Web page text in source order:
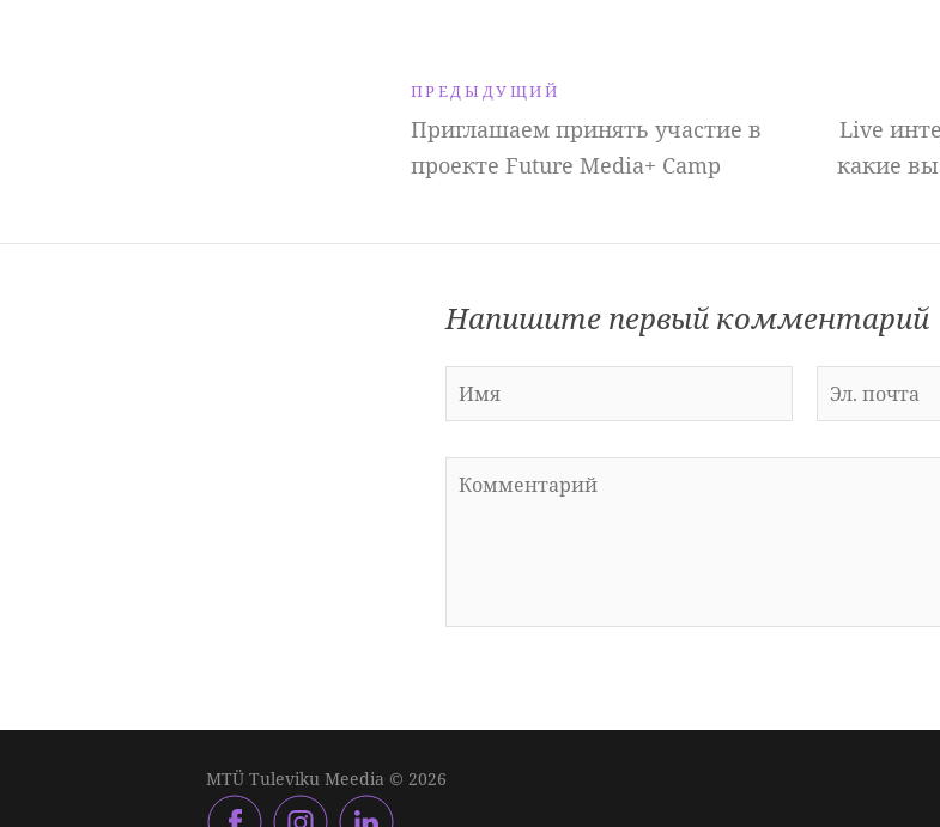
ПРЕДЫДУЩИЙ
Приглашаем принять участие в
проекте Future Media+ Camp
Live
какие
Напишите первый комментарий
MTÜ Tuleviku Meedia © 2026